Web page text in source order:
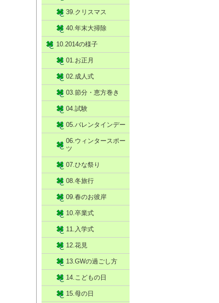
39.クリスマス
40.年末大掃除
10.2014の様子
01.お正月
02.成人式
03.節分・恵方巻き
04.試験
05.バレンタインデー
06.ウィンタースポー
ツ
07.ひな祭り
08.冬旅行
09.春のお彼岸
10.卒業式
11.入学式
12.花見
13.GWの過ごし方
14.こどもの日
15.母の日